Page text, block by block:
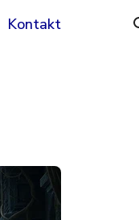
Kontakt